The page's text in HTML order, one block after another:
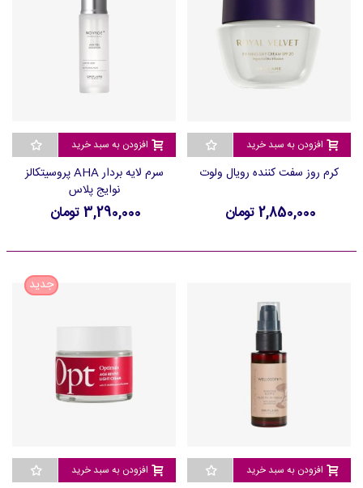
افزودن به سبد خرید
کرم روز سفت کننده رویال ولوت
2,850,000 تومان
افزودن به سبد خرید
سرم لایه بردار AHA پروسیتکالز
نوایج پلاس
3,290,000 تومان
افزودن به سبد خرید
جدید
افزودن به سبد خرید